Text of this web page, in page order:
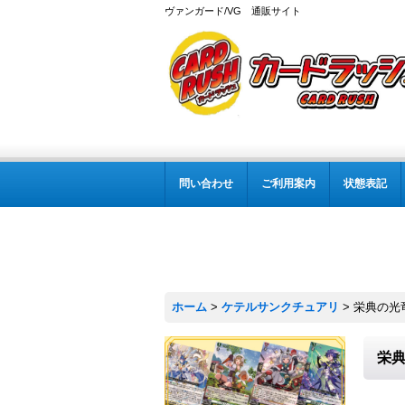
ヴァンガード/VG 通販サイト
問い合わせ ご利用案内 状態表記
ホーム > ケテルサンクチュアリ > 栄典の光
栄